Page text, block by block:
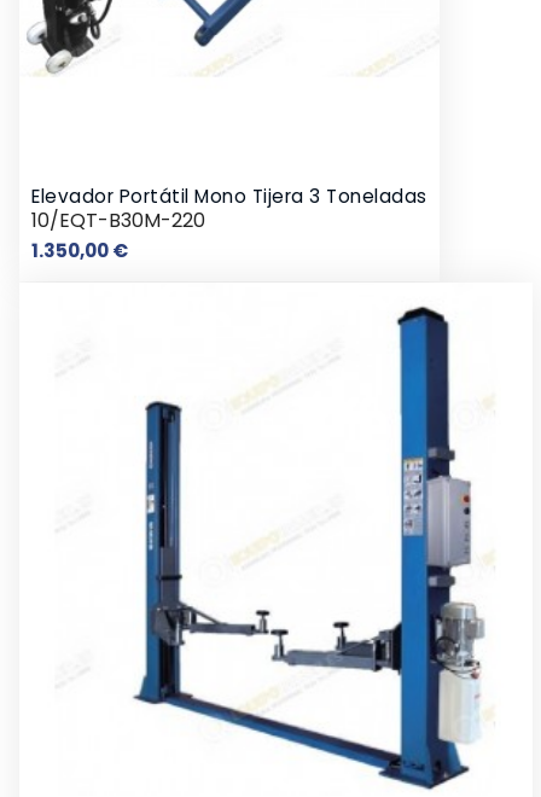
Elevador Portátil Mono Tijera 3 Toneladas
10/EQT-B30M-220
1.350,00 €Precio